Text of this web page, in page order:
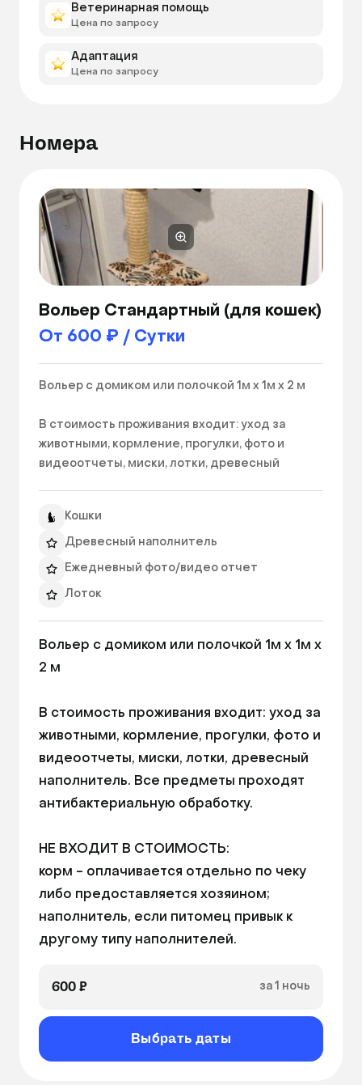
Ветеринарная помощь
Цена по запросу
Адаптация
Цена по запросу
Номера
Вольер Стандартный (для кошек)
От 600 ₽ / Сутки
Вольер с домиком или полочкой 1м х 1м х 2 м
В стоимость проживания входит: уход за
животными, кормление, прогулки, фото и
видеоотчеты, миски, лотки, древесный
НЕ ВХОДИТ В СТОИМОСТЬ:
корм - оплачивается отдельно по чеку либо
наполнитель, если питомец привык к другому
типу наполнителей.
Кошки
Древесный наполнитель
Ежедневный фото/видео отчет
Лоток
Миски
Игровое пространство для питомца
Длина номера: 1000ₘ
Вольер с домиком или полочкой 1м х 1м х
2 м
В стоимость проживания входит: уход за
животными, кормление, прогулки, фото и
видеоотчеты, миски, лотки, древесный
наполнитель. Все предметы проходят
антибактериальную обработку.
НЕ ВХОДИТ В СТОИМОСТЬ:
корм - оплачивается отдельно по чеку
либо предоставляется хозяином;
наполнитель, если питомец привык к
другому типу наполнителей.
600 ₽ за 1 ночь
Выбрать даты